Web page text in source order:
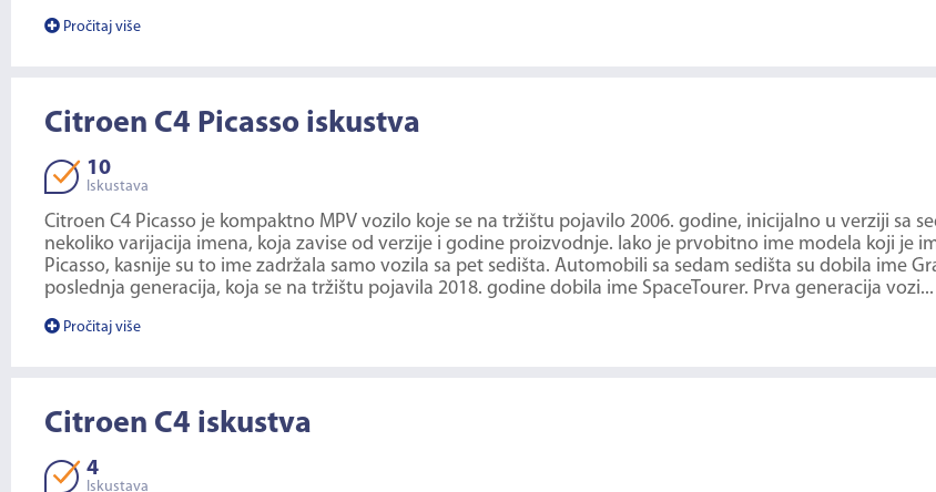
Pročitaj više
Citroen C4 Picasso iskustva
10
Iskustava
Citroen C4 Picasso je kompaktno MPV vozilo koje se na tržištu pojavilo 2006. godine, inicijalno u verziji sa
nekoliko varijacija imena, koja zavise od verzije i godine proizvodnje. Iako je prvobitno ime modela koji je
Picasso, kasnije su to ime zadržala samo vozila sa pet sedišta. Automobili sa sedam sedišta su dobila ime
poslednja generacija, koja se na tržištu pojavila 2018. godine dobila ime SpaceTourer. Prva generacija vozi...
Pročitaj više
Citroen C4 iskustva
4
Iskustava